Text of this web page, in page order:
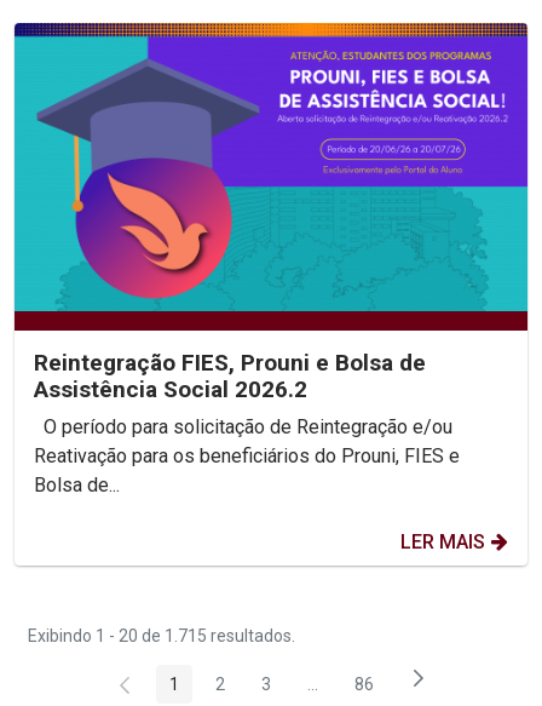
Reintegração FIES, Prouni e Bolsa de
Assistência Social 2026.2
Reativação para os beneficiários do Prouni, FIES e
Bolsa de...
LER MAIS
Exibindo 1 - 20 de 1.715 resultados.
Página
1 Página
2 Página
3 Páginas intermediárias Usar
Página
86